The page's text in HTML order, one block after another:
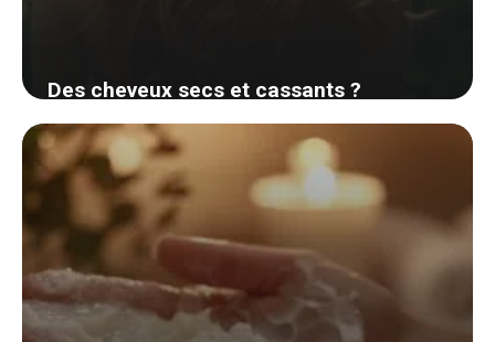
Des cheveux secs et cassants ?
Découvrez des soins naturels et
efficaces qui transformeront votre
chevelure
30 août 2024